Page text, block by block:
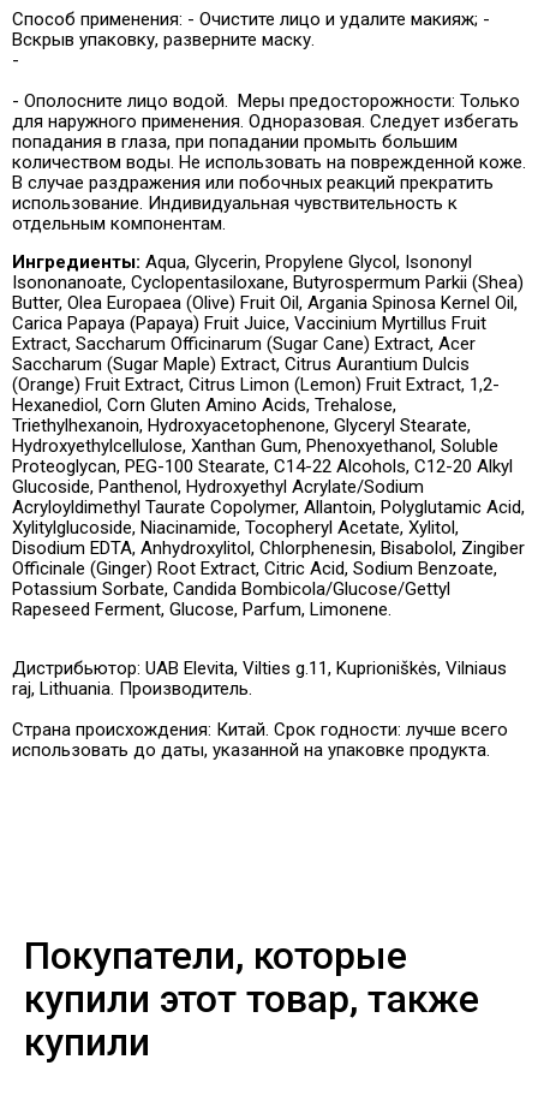
Способ применения: - Очистите лицо и удалите макияж; -
Вскрыв упаковку, разверните маску.
-
- Ополосните лицо водой. Меры предосторожности: Только
для наружного применения. Одноразовая. Следует избегать
попадания в глаза, при попадании промыть большим
количеством воды. Не использовать на поврежденной коже.
В случае раздражения или побочных реакций прекратить
использование. Индивидуальная чувствительность к
отдельным компонентам.
Ингредиенты: Aqua, Glycerin, Propylene Glycol, Isononyl
Isononanoate, Cyclopentasiloxane, Butyrospermum Parkii (Shea)
Butter, Olea Europaea (Olive) Fruit Oil, Argania Spinosa Kernel Oil,
Carica Papaya (Papaya) Fruit Juice, Vaccinium Myrtillus Fruit
Extract, Saccharum Officinarum (Sugar Cane) Extract, Acer
Saccharum (Sugar Maple) Extract, Citrus Aurantium Dulcis
(Orange) Fruit Extract, Citrus Limon (Lemon) Fruit Extract, 1,2-
Hexanediol, Corn Gluten Amino Acids, Trehalose,
Triethylhexanoin, Hydroxyacetophenone, Glyceryl Stearate,
Hydroxyethylcellulose, Xanthan Gum, Phenoxyethanol, Soluble
Proteoglycan, PEG-100 Stearate, C14-22 Alcohols, C12-20 Alkyl
Glucoside, Panthenol, Hydroxyethyl Acrylate/Sodium
Acryloyldimethyl Taurate Copolymer, Allantoin, Polyglutamic Acid,
Xylitylglucoside, Niacinamide, Tocopheryl Acetate, Xylitol,
Disodium EDTA, Anhydroxylitol, Chlorphenesin, Bisabolol, Zingiber
Officinale (Ginger) Root Extract, Citric Acid, Sodium Benzoate,
Potassium Sorbate, Candida Bombicola/Glucose/Gettyl
Rapeseed Ferment, Glucose, Parfum, Limonene.
Дистрибьютор: UAB Elevita, Vilties g.11, Kuprioniškės, Vilniaus
raj, Lithuania. Производитель.
Страна происхождения: Китай. Срок годности: лучше всего
использовать до даты, указанной на упаковке продукта.
Покупатели, которые
купили этот товар, также
купили